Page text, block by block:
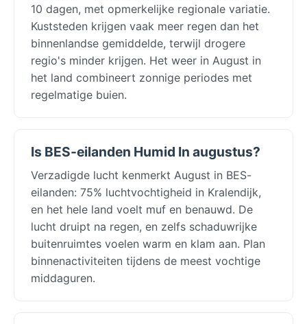
10 dagen, met opmerkelijke regionale variatie.
Kuststeden krijgen vaak meer regen dan het
binnenlandse gemiddelde, terwijl drogere
regio's minder krijgen. Het weer in August in
het land combineert zonnige periodes met
regelmatige buien.
Is BES-eilanden Humid In augustus?
Verzadigde lucht kenmerkt August in BES-
eilanden: 75% luchtvochtigheid in Kralendijk,
en het hele land voelt muf en benauwd. De
lucht druipt na regen, en zelfs schaduwrijke
buitenruimtes voelen warm en klam aan. Plan
binnenactiviteiten tijdens de meest vochtige
middaguren.